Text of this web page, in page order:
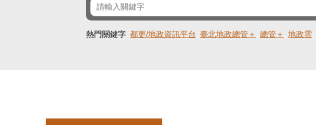
熱門關鍵字 都更/地政資訊平台 臺北地政總管＋ 總管＋ 地政雲